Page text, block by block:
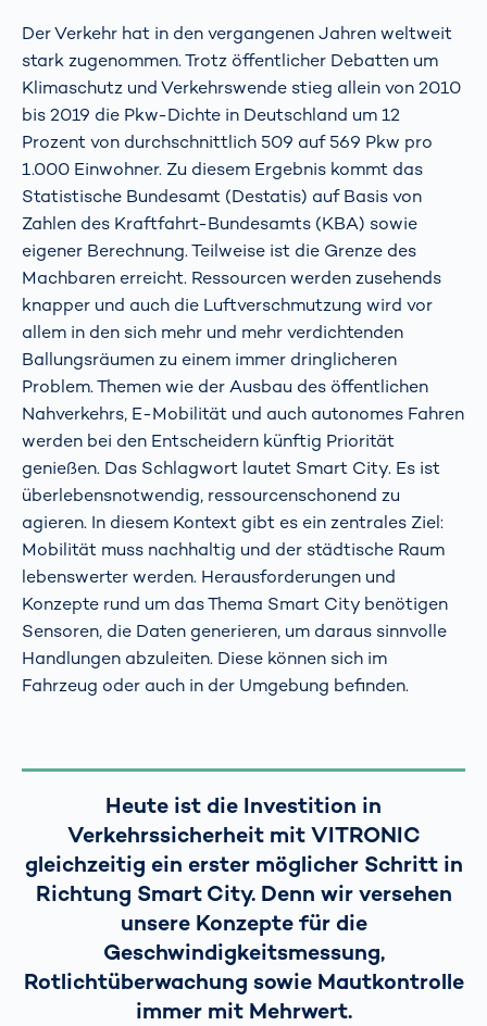
Der Verkehr hat in den vergangenen Jahren weltweit
stark zugenommen. Trotz öffentlicher Debatten um
Klimaschutz und Verkehrswende stieg allein von 2010
bis 2019 die Pkw-Dichte in Deutschland um 12
Prozent von durchschnittlich 509 auf 569 Pkw pro
1.000 Einwohner. Zu diesem Ergebnis kommt das
Statistische Bundesamt (Destatis) auf Basis von
Zahlen des Kraftfahrt-Bundesamts (KBA) sowie
eigener Berechnung. Teilweise ist die Grenze des
Machbaren erreicht. Ressourcen werden zusehends
knapper und auch die Luftverschmutzung wird vor
allem in den sich mehr und mehr verdichtenden
Ballungsräumen zu einem immer dringlicheren
Problem. Themen wie der Ausbau des öffentlichen
Nahverkehrs, E-Mobilität und auch autonomes Fahren
werden bei den Entscheidern künftig Priorität
genießen. Das Schlagwort lautet Smart City. Es ist
überlebensnotwendig, ressourcenschonend zu
agieren. In diesem Kontext gibt es ein zentrales Ziel:
Mobilität muss nachhaltig und der städtische Raum
lebenswerter werden. Herausforderungen und
Konzepte rund um das Thema Smart City benötigen
Sensoren, die Daten generieren, um daraus sinnvolle
Handlungen abzuleiten. Diese können sich im
Fahrzeug oder auch in der Umgebung befinden.
Heute ist die Investition in
Verkehrssicherheit mit VITRONIC
gleichzeitig ein erster möglicher Schritt in
Richtung Smart City. Denn wir versehen
unsere Konzepte für die
Geschwindigkeitsmessung,
Rotlichtüberwachung sowie Mautkontrolle
immer mit Mehrwert.